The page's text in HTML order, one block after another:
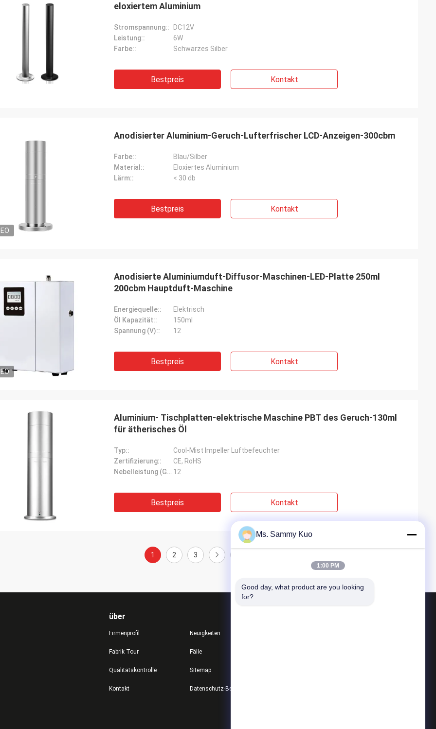
eloxiertem Aluminium
Stromspannung::
DC12V
Leistung::
6W
Farbe::
Schwarzes Silber
Bestpreis Kontakt
Anodisierter Aluminium-Geruch-Lufterfrischer LCD-Anzeigen-300cbm
Farbe::
Blau/Silber
Material::
Eloxiertes Aluminium
Lärm::
< 30 db
Bestpreis Kontakt
Anodisierte Aluminiumduft-Diffusor-Maschinen-LED-Platte 250ml
200cbm Hauptduft-Maschine
Energiequelle::
Elektrisch
Öl Kapazität::
150ml
Spannung (V)::
12
Bestpreis Kontakt
Aluminium- Tischplatten-elektrische Maschine PBT des Geruch-130ml
für ätherisches Öl
Typ::
Cool-Mist Impeller Luftbefeuchter
Zertifizierung::
CE, RoHS
Nebelleistung (Gallonen / Tag):: 12
Bestpreis Kontakt
1 2 3
über
Firmenprofil
Fabrik Tour
Qualitätskontrolle
Kontakt
Neuigkeiten
Fälle
Sitemap
Ms. Sammy Kuo
1:00 PM
Good day, what product are you looking
for?